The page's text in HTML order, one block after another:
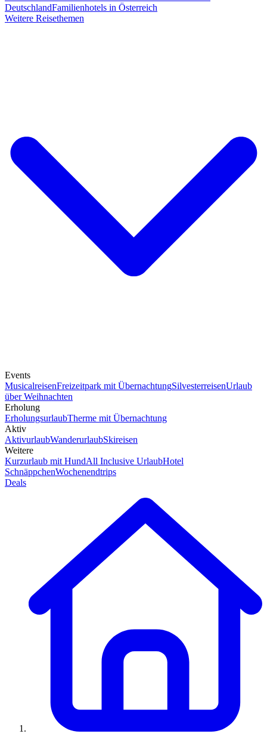
DeutschlandFamilienhotels in Österreich
Weitere Reisethemen
Events
MusicalreisenFreizeitpark mit ÜbernachtungSilvesterreisenUrlaub
über Weihnachten
Erholung
ErholungsurlaubTherme mit Übernachtung
Aktiv
AktivurlaubWanderurlaubSkireisen
Weitere
Kurzurlaub mit HundAll Inclusive UrlaubHotel
SchnäppchenWochenendtrips
Deals